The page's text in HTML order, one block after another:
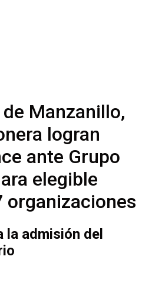
Manzanillo,
logran
ante Grupo
elegible
organizaciones
la admisión del